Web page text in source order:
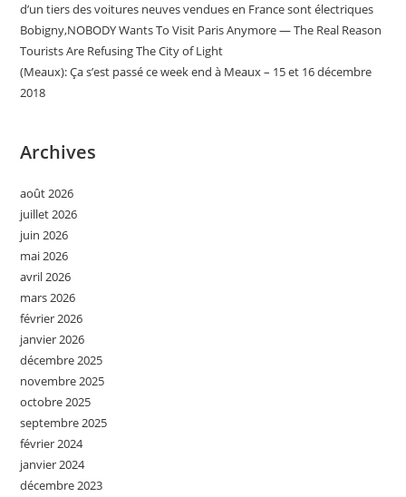
d’un tiers des voitures neuves vendues en France sont électriques
Bobigny,NOBODY Wants To Visit Paris Anymore — The Real Reason
Tourists Are Refusing The City of Light
(Meaux): Ça s’est passé ce week end à Meaux – 15 et 16 décembre
2018
Archives
août 2026
juillet 2026
juin 2026
mai 2026
avril 2026
mars 2026
février 2026
janvier 2026
décembre 2025
novembre 2025
octobre 2025
septembre 2025
février 2024
janvier 2024
décembre 2023